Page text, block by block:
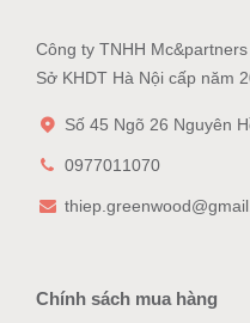
Công ty TNHH
Sở KHDT Hà Nội cấp năm
Số 45 Ngõ 26 Nguyên
0977011070
Chính sách mua hàng